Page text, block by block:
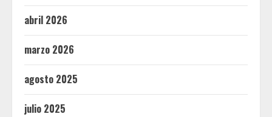
abril 2026
marzo 2026
agosto 2025
julio 2025